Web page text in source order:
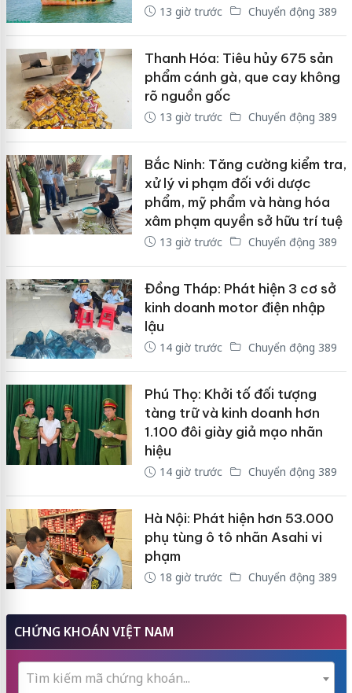
13 giờ trước Chuyển động 389
Thanh Hóa: Tiêu hủy 675 sản
phẩm cánh gà, que cay không
rõ nguồn gốc
13 giờ trước Chuyển động 389
Bắc Ninh: Tăng cường kiểm tra,
xử lý vi phạm đối với dược
phẩm, mỹ phẩm và hàng hóa
xâm phạm quyền sở hữu trí tuệ
13 giờ trước Chuyển động 389
Đồng Tháp: Phát hiện 3 cơ sở
kinh doanh motor điện nhập
lậu
14 giờ trước Chuyển động 389
Phú Thọ: Khởi tố đối tượng
tàng trữ và kinh doanh hơn
1.100 đôi giày giả mạo nhãn
hiệu
14 giờ trước Chuyển động 389
Hà Nội: Phát hiện hơn 53.000
phụ tùng ô tô nhãn Asahi vi
phạm
18 giờ trước Chuyển động 389
CHỨNG KHOÁN VIỆT NAM
Tìm kiếm mã chứng khoán...